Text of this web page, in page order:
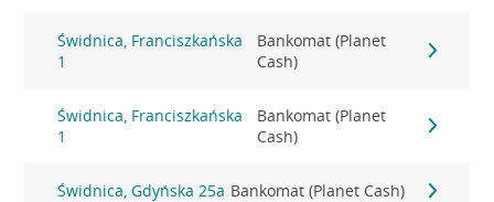
Świdnica, Franciszkańska
1
Bankomat (Planet
Cash)
Świdnica, Franciszkańska
1
Bankomat (Planet
Cash)
Świdnica, Gdyńska 25a Bankomat (Planet Cash)